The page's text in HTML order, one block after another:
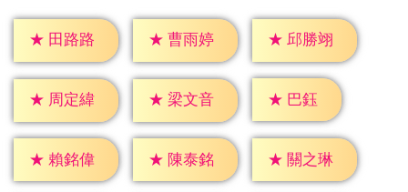
★ 田路路 ★ 曹雨婷 ★ 邱勝翊
★ 周定緯 ★ 梁文音 ★ 巴鈺
★ 賴銘偉 ★ 陳泰銘 ★ 關之琳